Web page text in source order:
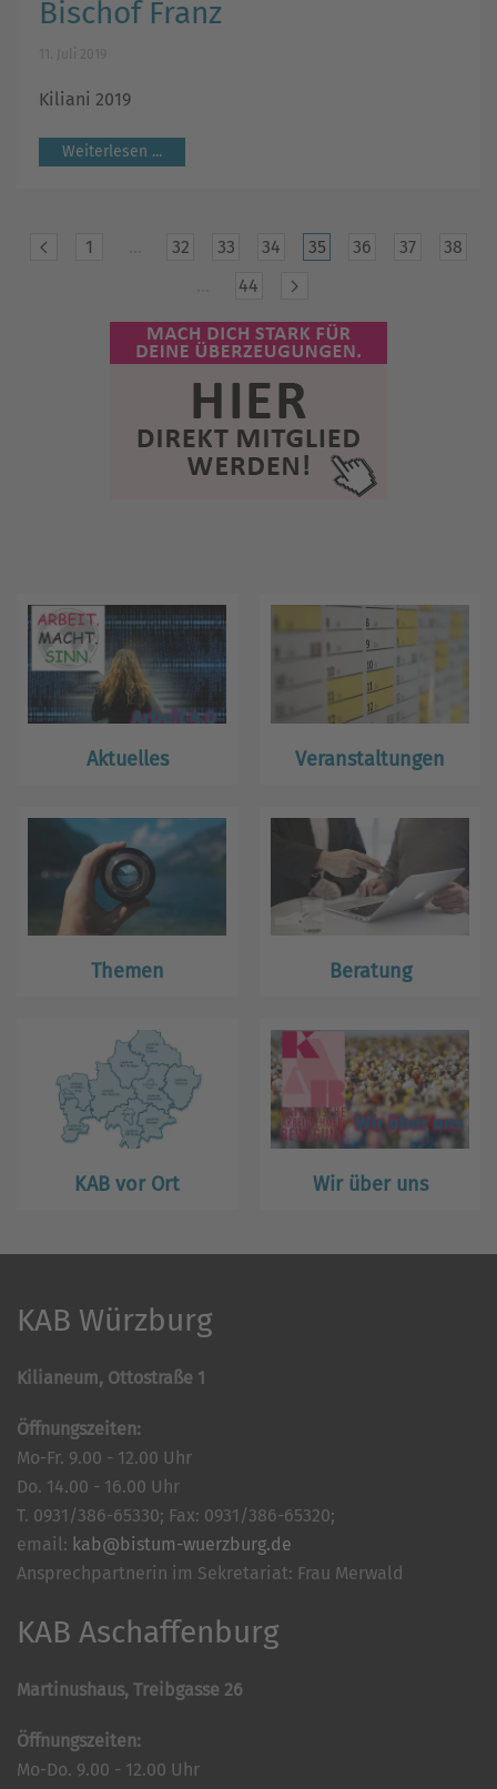
Bischof Franz
Kiliani 2019
Weiterlesen ...
1 32 33 34 35 36 37
38
44
Aktuelles Veranstaltungen
Themen Beratung
KAB vor Ort Wir über uns
KAB Würzburg
Kilianeum, Ottostraße 1
Öffnungszeiten:
Mo-Fr. 9.00 - 12.00 Uhr
Do. 14.00 - 16.00 Uhr
T. 0931/386-65330; Fax: 0931/386-65320;
email: kab@bistum-wuerzburg.de
Ansprechpartnerin im Sekretariat: Frau Merwald
KAB Aschaffenburg
Martinushaus, Treibgasse 26
Öffnungszeiten:
Mo-Do. 9.00 - 12.00 Uhr